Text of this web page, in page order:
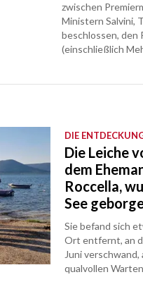
zwischen
Ministern Salvini,
beschlossen, den
(einschließlich
DIE
Die Leiche
dem
Roccella,
See
Sie befand sich
Ort entfernt, an
Juni
qualvollen